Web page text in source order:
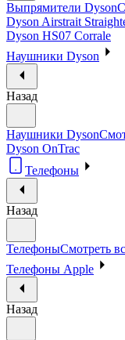
Выпрямители Dyson
Dyson Airstrait
Dyson HS07 Corrale
Наушники Dyson
Назад
Наушники Dyson
Dyson OnTrac
Телефоны
Назад
ТелефоныСмотреть
Телефоны Apple
Назад